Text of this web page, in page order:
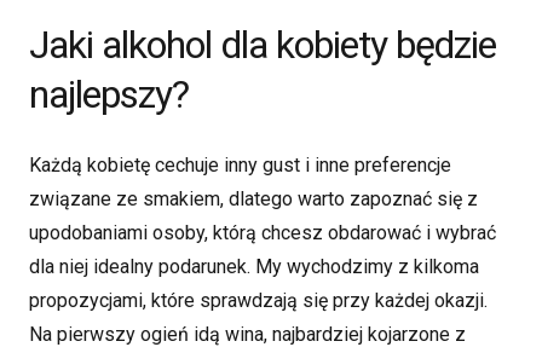
Jaki alkohol dla kobiety będzie
najlepszy?
Każdą kobietę cechuje inny gust i inne preferencje
związane ze smakiem, dlatego warto zapoznać się z
upodobaniami osoby, którą chcesz obdarować i wybrać
dla niej idealny podarunek. My wychodzimy z kilkoma
propozycjami, które sprawdzają się przy każdej okazji.
Na pierwszy ogień idą wina, najbardziej kojarzone z